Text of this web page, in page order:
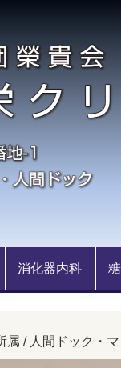
消化器内科
/ 人間ドック・